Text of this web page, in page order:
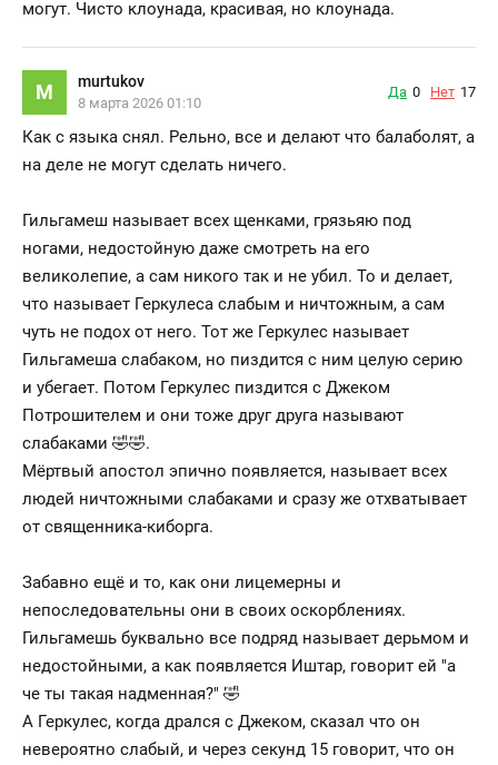
могут. Чисто клоунада, красивая, но клоунада.
M murtukov
8 марта 2026 01:10
Да 0 Нет 17
Как с языка снял. Рельно, все и делают что балаболят, а
на деле не могут сделать ничего.
Гильгамеш называет всех щенками, грязьяю под
ногами, недостойную даже смотреть на его
великолепие, а сам никого так и не убил. То и делает,
что называет Геркулеса слабым и ничтожным, а сам
чуть не подох от него. Тот же Геркулес называет
Гильгамеша слабаком, но пиздится с ним целую серию
и убегает. Потом Геркулес пиздится с Джеком
Потрошителем и они тоже друг друга называют
слабаками 🤣🤣.
Мёртвый апостол эпично появляется, называет всех
людей ничтожными слабаками и сразу же отхватывает
от священника-киборга.
Забавно ещё и то, как они лицемерны и
непоследовательны они в своих оскорблениях.
Гильгамешь буквально все подряд называет дерьмом и
недостойными, а как появляется Иштар, говорит ей "а
че ты такая надменная?" 🤣
А Геркулес, когда дрался с Джеком, сказал что он
невероятно слабый, и через секунд 15 говорит, что он